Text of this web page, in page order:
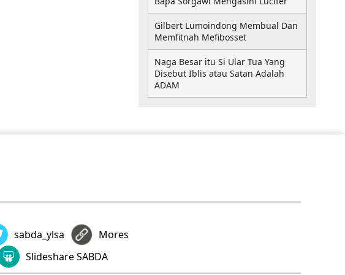
Gilbert Lumoindong Membual Dan
Memfitnah Mefibosset
Naga Besar itu Si Ular Tua Yang
Disebut Iblis atau Satan Adalah
ADAM
sabda_ylsa
Mores
Slideshare SABDA